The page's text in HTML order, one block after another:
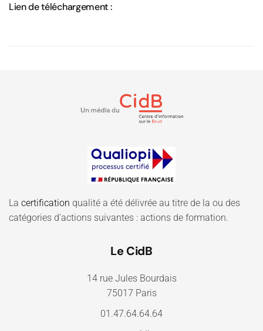
Lien de téléchargement :
La certification qualité a été délivrée au titre de la ou des
catégories d'actions suivantes : actions de formation.
Le CidB
14 rue Jules Bourdais
75017 Paris
01.47.64.64.64